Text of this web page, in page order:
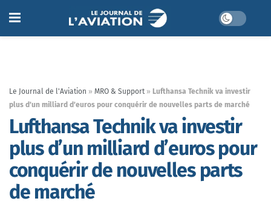
Le Journal de l'Aviation » MRO & Support » Lufthansa Technik va investir
plus d’un milliard d’euros pour conquérir de nouvelles parts de marché
Lufthansa Technik va investir
plus d’un milliard d’euros pour
conquérir de nouvelles parts
de marché